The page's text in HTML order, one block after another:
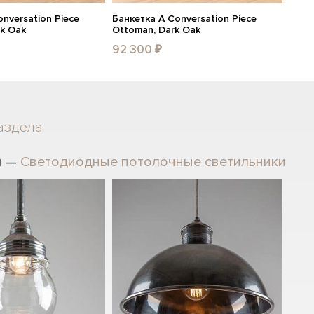
Piece
Oak
Банкетка A Conversation Piece
Ottoman, Dark Oak
92 300 ₽
— Светодиодные потолочные светильники